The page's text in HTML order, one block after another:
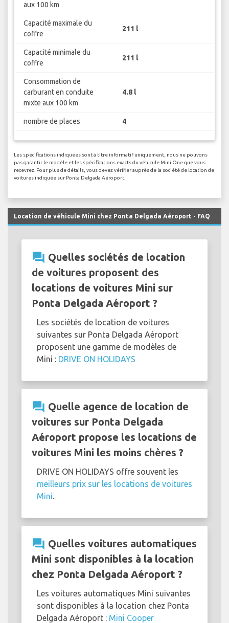
aux 100 km
Capacité maximale du
coffre
211 l
Capacité minimale du
coffre
211 l
Consommation de
carburant en conduite
mixte aux 100 km
4.8 l
nombre de places 4
Les spécifications indiquées sont à titre informatif uniquement, nous ne pouvons
pas garantir le modèle et les spécifications exacts du véhicule Mini One que vous
recevrez. Pour plus de détails, vous devez vérifier auprès de la société de location de
voitures indiquée sur Ponta Delgada Aéroport.
Location de véhicule Mini chez Ponta Delgada Aéroport - FAQ
question_answer Quelles sociétés de location
de voitures proposent des
locations de voitures Mini sur
Ponta Delgada Aéroport ?
Les sociétés de location de voitures
suivantes sur Ponta Delgada Aéroport
proposent une gamme de modèles de
Mini : DRIVE ON HOLIDAYS
question_answer Quelle agence de location de
voitures sur Ponta Delgada
Aéroport propose les locations de
voitures Mini les moins chères ?
DRIVE ON HOLIDAYS offre souvent les
meilleurs prix sur les locations de voitures
Mini
question_answer Quelles voitures automatiques
Mini sont disponibles à la location
chez Ponta Delgada Aéroport ?
Les voitures automatiques Mini suivantes
sont disponibles à la location chez Ponta
Delgada Aéroport : Mini Cooper